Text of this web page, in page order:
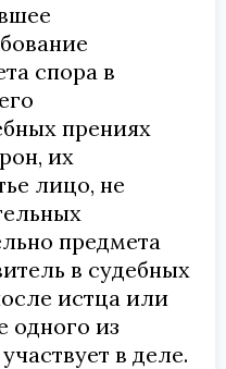
спора в
прениях
их
лицо, не
предмета
в судебных
истца или
одного из
в деле.